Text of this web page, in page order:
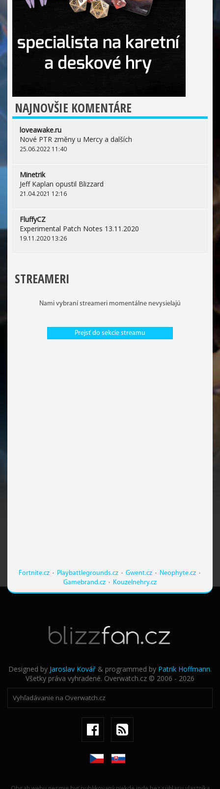
NAJNOVŠIE KOMENTÁRE
loveawake.ru
Nové PTR změny u Mercy a dalších
25.06.2022 11:40
Minetrik
Jeff Kaplan opustil Blizzard
21.04.2021 12:16
FluffyCZ
Experimental Patch Notes 13.11.2020
19.11.2020 13:26
STREAMERI
Nami vybraní streameri momentálne nevysielajú
Prejsť do sekcie streamu
Fortnite.cz· Playbattlegrounds.cz· Gwent.cz· Neophyte.cz·
Gamebrand.cz · Kouzelnehry.cz
Designed by Jaroslav Kovář & programmed by Patrik Hoffmann.
Všetky práva vyhradené. Overwatch.cz © 2006 - 2026